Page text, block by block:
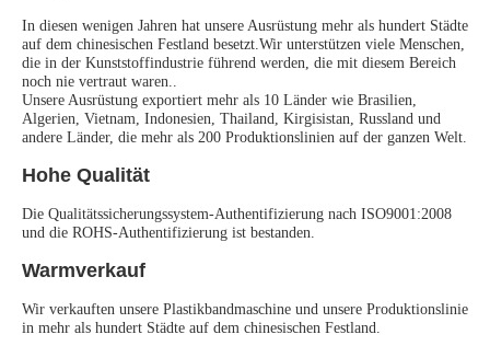
In diesen wenigen Jahren hat unsere Ausrüstung mehr als hundert Städte
auf dem chinesischen Festland besetzt.Wir unterstützen viele Menschen,
die in der Kunststoffindustrie führend werden, die mit diesem Bereich
noch nie vertraut waren..
Unsere Ausrüstung exportiert mehr als 10 Länder wie Brasilien,
Algerien, Vietnam, Indonesien, Thailand, Kirgisistan, Russland und
andere Länder, die mehr als 200 Produktionslinien auf der ganzen Welt.
Hohe Qualität
Die Qualitätssicherungssystem-Authentifizierung nach ISO9001:2008
und die ROHS-Authentifizierung ist bestanden.
Warmverkauf
Wir verkauften unsere Plastikbandmaschine und unsere Produktionslinie
in mehr als hundert Städte auf dem chinesischen Festland.